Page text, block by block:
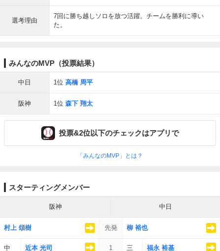
選考理由
7回に勝ち越しソロを放つ活躍。チームを勝利に導い
た。
みんなのMVP（投票結果）
中日 1位 高橋 周平
阪神 1位 森下 翔太
投票&2位以下のチェックはアプリで
「みんなのMVP」とは？
スターティングメンバー
阪神 中日
村上 頌樹 先発 柳 裕也
中 近本 光司 1 三 福永 裕基